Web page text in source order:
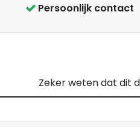
Persoonlijk contact
Zeker weten dat dit